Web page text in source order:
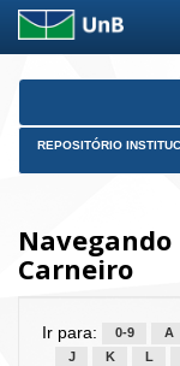
Skip
REPOSITÓRIO
Carneiro
Ir para: 0-9 A
J
K L